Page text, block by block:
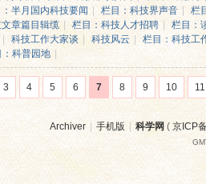
半月国内科技要闻 栏目：科技界声音 |
栏
章篇目辑缆 栏目：科技人才招聘 栏目：
科技工作大家谈 科技风云 栏目：科技工
：科普园地
3 4 5 6 7 8 9 10 11
Archiver 手机版 科学网 ( 京ICP